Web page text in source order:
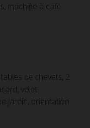
machine à café
de chevets, 2
volet
jardin, orientation